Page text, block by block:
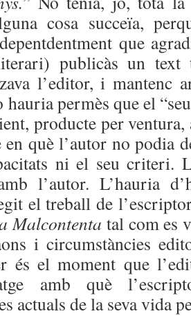
cosa succeïa,
que
publicàs un text
l’editor, i mantenc
permès que el
producte per
què l’autor no podia
ni el seu criteri.
l’autor. L’hauria
el treball de
Malcontenta tal com es
i circumstàncies
és el moment que
amb què
actuals de la seva vida